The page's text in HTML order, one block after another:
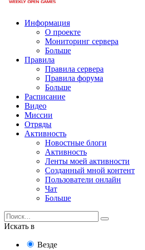
Информация
О проекте
Мониторинг сервера
Больше
Правила
Правила сервера
Правила форума
Больше
Расписание
Видео
Миссии
Отряды
Активность
Новостные блоги
Активность
Ленты моей активности
Созданный мной контент
Пользователи онлайн
Чат
Больше
Искать в
Везде